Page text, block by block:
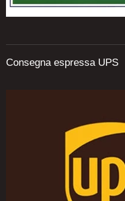
Consegna espressa UPS